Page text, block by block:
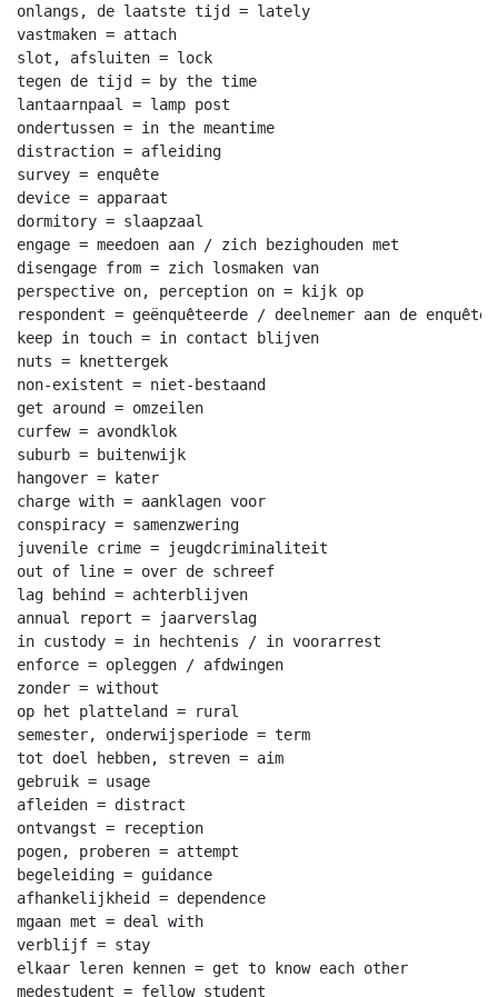
onlangs, de laatste tijd = lately
vastmaken = attach
slot, afsluiten = lock
tegen de tijd = by the time
lantaarnpaal = lamp post
ondertussen = in the meantime
distraction = afleiding
survey = enquête
device = apparaat
dormitory = slaapzaal
engage = meedoen aan / zich bezighouden met
disengage from = zich losmaken van
perspective on, perception on = kijk op
respondent = geënquêteerde / deelnemer aan de enquête
keep in touch = in contact blijven
nuts = knettergek
non-existent = niet-bestaand
get around = omzeilen
curfew = avondklok
suburb = buitenwijk
hangover = kater
charge with = aanklagen voor
conspiracy = samenzwering
juvenile crime = jeugdcriminaliteit
out of line = over de schreef
lag behind = achterblijven
annual report = jaarverslag
in custody = in hechtenis / in voorarrest
enforce = opleggen / afdwingen
zonder = without
op het platteland = rural
semester, onderwijsperiode = term
tot doel hebben, streven = aim
gebruik = usage
afleiden = distract
ontvangst = reception
pogen, proberen = attempt
begeleiding = guidance
afhankelijkheid = dependence
mgaan met = deal with
verblijf = stay
elkaar leren kennen = get to know each other
medestudent = fellow student